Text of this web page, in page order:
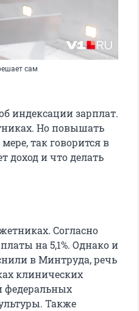
сам
индексации зарплат.
Но повышать
так говорится в
доход и что делать
Согласно
на 5,1%. Однако и
в Минтруда, речь
клинических
федеральных
Также